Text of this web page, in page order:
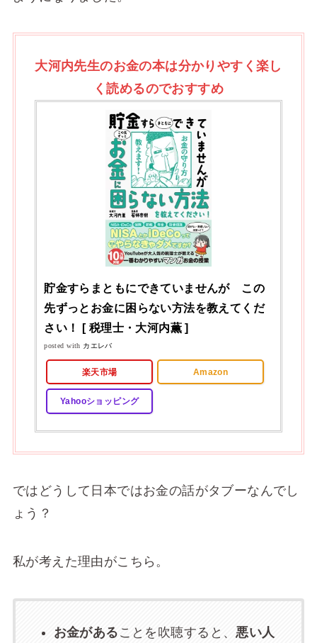
大河内先生のお金の本は分かりやすく楽し
く読めるのでおすすめ
貯金すらまともにできていませんが この
先ずっとお金に困らない方法を教えてくだ
さい！ [ 税理士・大河内薫 ]
posted with カエレバ
楽天市場 Amazon
Yahooショッピング
ではどうして日本ではお金の話がタブーなんでし
ょう？
私が考えた理由がこちら。
お金がある ことを吹聴すると、悪い人